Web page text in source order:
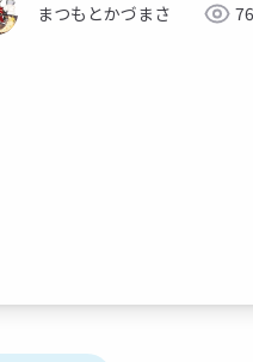
まつもとかづまさ